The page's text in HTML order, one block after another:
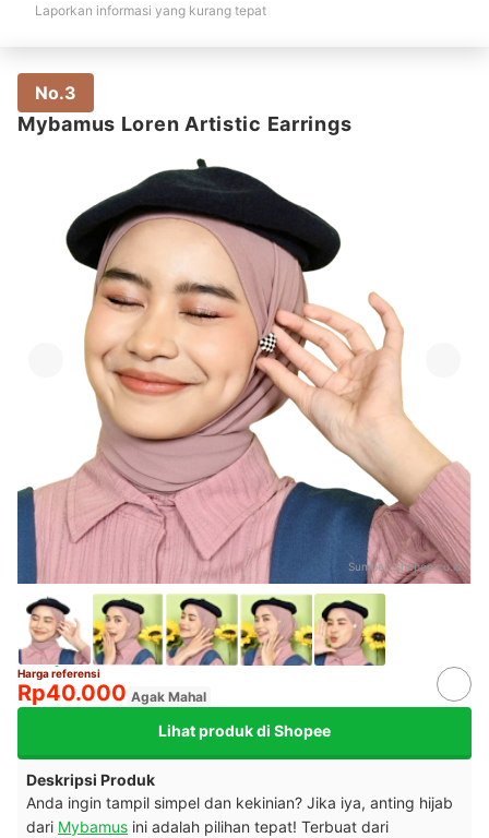
Laporkan informasi yang kurang tepat
No.3
Mybamus Loren Artistic Earrings
Sumber:shopee.co.id
Harga referensi
Rp40.000 Agak Mahal
Lihat produk di Shopee
Deskripsi Produk
Anda ingin tampil simpel dan kekinian? Jika iya, anting hijab
dari Mybamus ini adalah pilihan tepat! Terbuat dari